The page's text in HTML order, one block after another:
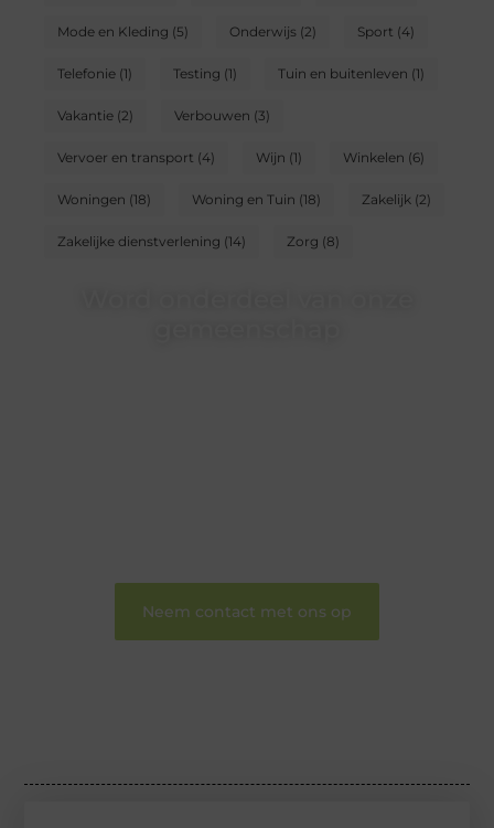
Mode en Kleding (5) Onderwijs(2) Sport (4)
Telefonie(1) Testing (1) Tuin en buitenleven (1)
Vakantie(2) Verbouwen (3)
Vervoer en transport (4) Wijn (1) Winkelen (6)
Woningen (18) Woning en Tuin (18) Zakelijk(2)
Zakelijke dienstverlening (14) Zorg (8)
Neem contact met ons op